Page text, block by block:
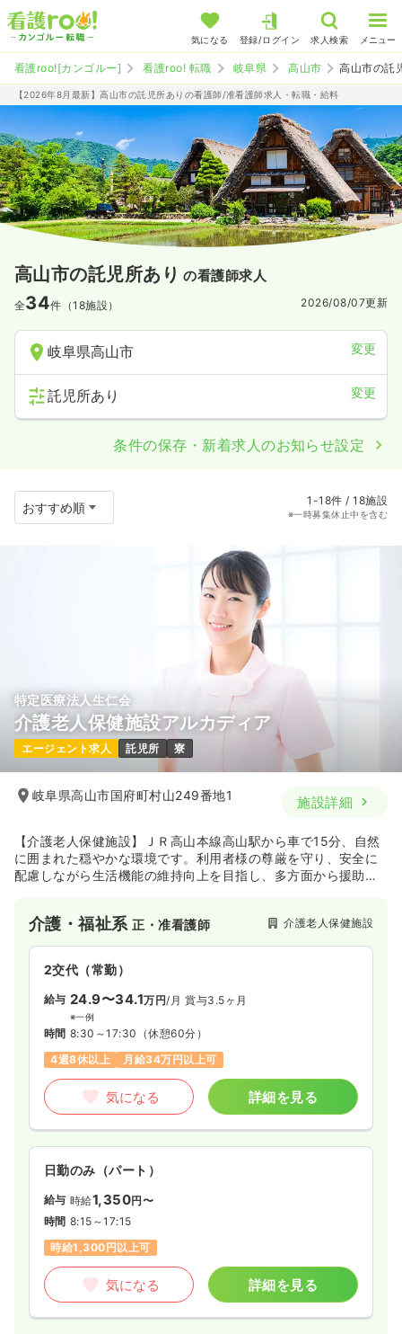
気になる 登録/ログイン 求人検索 メニュー
看護roo![カンゴルー] 看護roo! 転職 岐阜県 高山市 高山市の託
【2026年8月最新】高山市の託児所ありの看護師/准看護師求人・転職・給料
高山市の託児所あり の看護師求人
全34件（18施設） 2026/08/07更新
岐阜県高山市 変更
託児所あり 変更
条件の保存・新着求人のお知らせ設定
1-18件 / 18施設
※一時募集休止中を含む
特定医療法人生仁会
介護老人保健施設アルカディア
エージェント求人 託児所 寮
岐阜県高山市国府町村山249番地1 施設詳細
【介護老人保健施設】ＪＲ高山本線高山駅から車で15分、自然
に囲まれた穏やかな環境です。利用者様の尊厳を守り、安全に
配慮しながら生活機能の維持向上を目指し、多方面から援助し
介護・福祉系正・准看護師 介護老人保健施設
2交代（常勤）
給与 24.9〜34.1万円/月 賞与3.5ヶ月
※一例
時間 8:30～17:30 （休憩60分）
4週8休以上
月給34万円以上可
気になる 詳細を見る
日勤のみ（パート）
給与 時給1,350円〜
時間 8:15～17:15
時給1,300円以上可
気になる 詳細を見る